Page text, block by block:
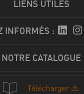
LIENS UTILES
INFORMÉS :
NOTRE CATALOGUE
Télécharger